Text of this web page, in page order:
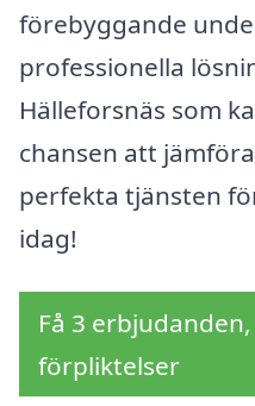
förebyggande
professionella
Hälleforsnäs som
chansen att
perfekta tjänsten
idag!
Få 3
förpliktelser